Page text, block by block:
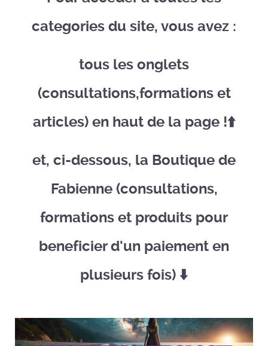
categories du site, vous avez :
tous les onglets
(consultations,formations et
articles) en haut de la page !⬆️​
et, ci-dessous, la Boutique de
Fabienne (consultations,
formations et produits pour
beneficier d'un paiement en
plusieurs fois) ​⬇️​